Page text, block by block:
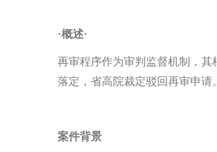
·概述·
再审程序作为审判监督机制，
落定，省高院裁定驳回再审申
案件背景